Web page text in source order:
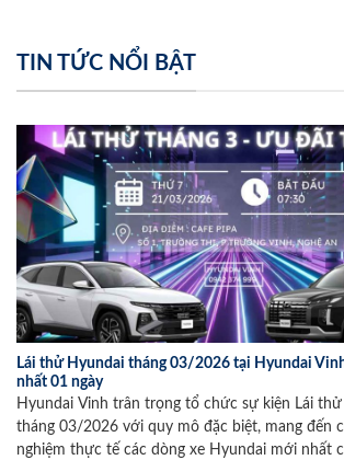
TIN TỨC NỔI BẬT
Lái thử Hyundai tháng 03/2026 tại Hyundai
nhất 01 ngày
Hyundai Vinh trân trọng tổ chức sự kiện Lái
tháng 03/2026 với quy mô đặc biệt, mang đến
nghiệm thực tế các dòng xe Hyundai mới nhất